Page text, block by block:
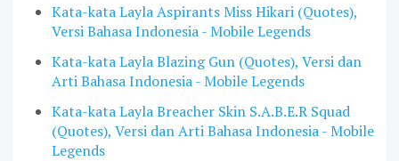
Kata-kata Layla Aspirants Miss Hikari (Quotes),
Versi Bahasa Indonesia - Mobile Legends
Kata-kata Layla Blazing Gun (Quotes), Versi dan
Arti Bahasa Indonesia - Mobile Legends
Kata-kata Layla Breacher Skin S.A.B.E.R Squad
(Quotes), Versi dan Arti Bahasa Indonesia - Mobile
Legends